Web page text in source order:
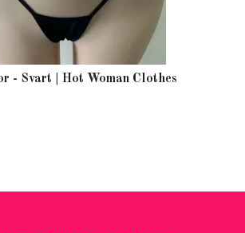
- Svart | Hot Woman Clothes